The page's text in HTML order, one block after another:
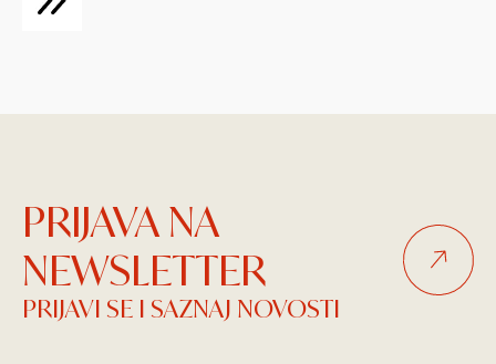
PRIJAVA NA
NEWSLETTER
PRIJAVI SE I SAZNAJ NOVOSTI